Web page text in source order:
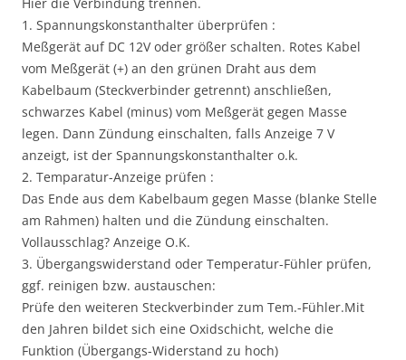
1. Spannungskonstanthalter überprüfen :
Meßgerät auf DC 12V oder größer schalten. Rotes Kabel
vom Meßgerät (+) an den grünen Draht aus dem
Kabelbaum (Steckverbinder getrennt) anschließen,
schwarzes Kabel (minus) vom Meßgerät gegen Masse
legen. Dann Zündung einschalten, falls Anzeige 7 V
anzeigt, ist der Spannungskonstanthalter o.k.
2. Temparatur-Anzeige prüfen :
Das Ende aus dem Kabelbaum gegen Masse (blanke Stelle
am Rahmen) halten und die Zündung einschalten.
Vollausschlag? Anzeige O.K.
3. Übergangswiderstand oder Temperatur-Fühler prüfen,
ggf. reinigen bzw. austauschen:
Prüfe den weiteren Steckverbinder zum Tem.-Fühler.Mit
den Jahren bildet sich eine Oxidschicht, welche die
Funktion (Übergangs-Widerstand zu hoch)